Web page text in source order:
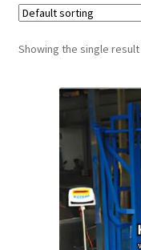
Kontak Kami
My account
Sample Page
Showing the single result